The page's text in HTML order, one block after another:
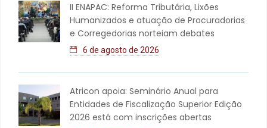
II ENAPAC: Reforma Tributária, Lixões
Humanizados e atuação de Procuradorias
e Corregedorias norteiam debates
6 de agosto de 2026
Atricon apoia: Seminário Anual para
Entidades de Fiscalização Superior Edição
2026 está com inscrições abertas